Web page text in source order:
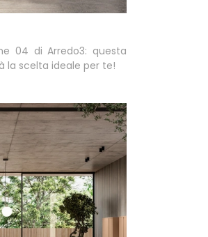
04 di Arredo3: questa
la scelta ideale per te!